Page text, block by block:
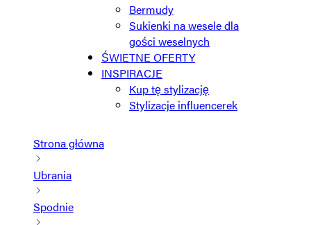
Bermudy
Sukienki na wesele dla
gości weselnych
ŚWIETNE OFERTY
INSPIRACJE
Kup tę stylizację
Stylizacje influencerek
Strona główna
Ubrania
Spodnie